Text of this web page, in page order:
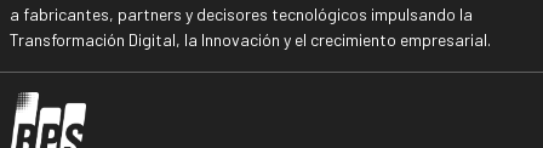
a fabricantes, partners y decisores tecnológicos impulsando la
Transformación Digital, la Innovación y el crecimiento empresarial.